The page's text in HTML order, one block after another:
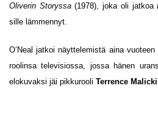
Oliverin Storyssa(1978), joka oli jatkoa
sille lämmennyt.
O’Neal jatkoi näyttelemistä aina
roolinsa televisiossa, jossa hänen
elokuvaksi jäi pikkurooli Terrence